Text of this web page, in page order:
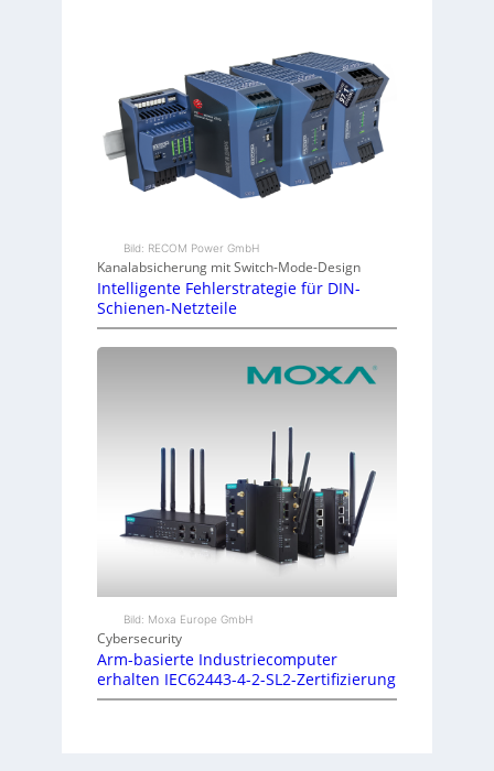
Bild: RECOM Power GmbH
Kanalabsicherung mit Switch-Mode-Design
Intelligente Fehlerstrategie für DIN-
Schienen-Netzteile
Bild: Moxa Europe GmbH
Cybersecurity
Arm-basierte Industriecomputer
erhalten IEC62443-4-2-SL2-Zertifizierung